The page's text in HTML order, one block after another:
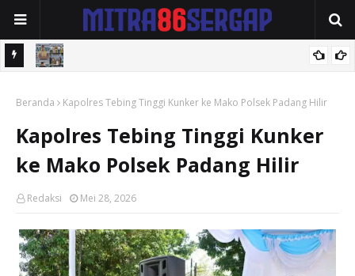
Komitmen Pengelolaan Zakat yang Amanah dan Transparan
Beranda Kapolres Tebing Tinggi Kunker ke Mako Polsek Padang Hilir
Kapolres Tebing Tinggi Kunker
ke Mako Polsek Padang Hilir
Redaksi Mei 28, 2026